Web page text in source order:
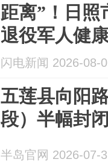
距离”！日照
退役军人健
闪电新闻 2026-08-
五莲县向阳
段）半幅封
半岛官网 2026-07-